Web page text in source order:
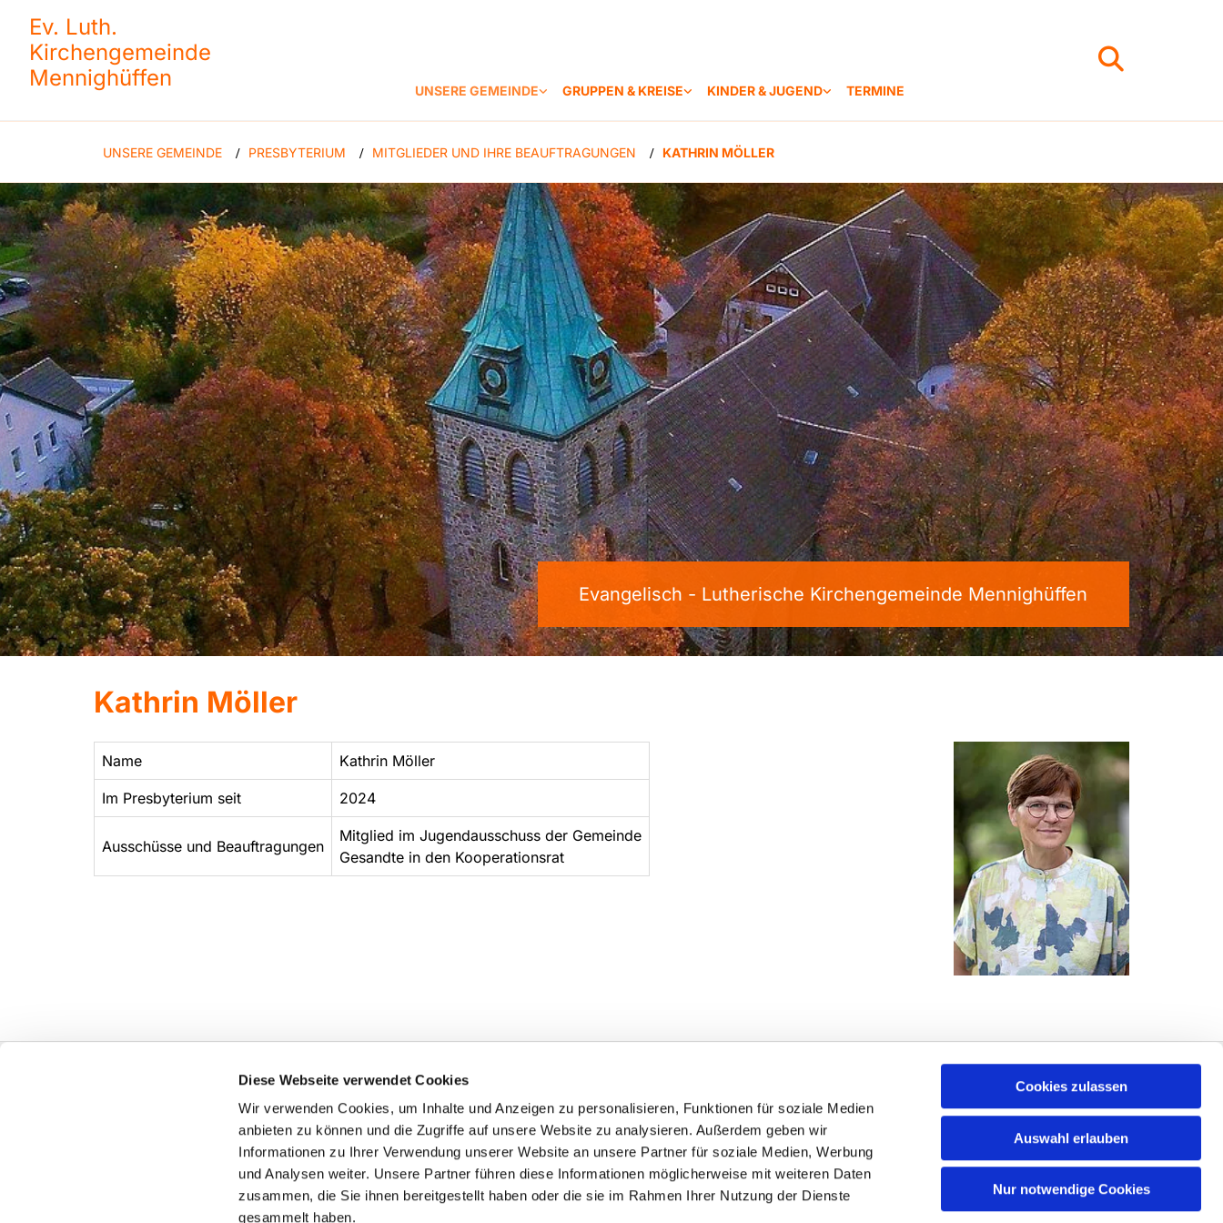
Diese Webseite verwendet Cookies
Wir verwenden Cookies, um Inhalte und Anzeigen zu personalisieren, Funktionen für soziale Medien
anbieten zu können und die Zugriffe auf unsere Website zu analysieren. Außerdem geben wir
Informationen zu Ihrer Verwendung unserer Website an unsere Partner für soziale Medien, Werbung
und Analysen weiter. Unsere Partner führen diese Informationen möglicherweise mit weiteren Daten
zusammen, die Sie ihnen bereitgestellt haben oder die sie im Rahmen Ihrer Nutzung der Dienste
gesammelt haben.
Cookies zulassen
Auswahl erlauben
Nur notwendige Cookies
Ev. Luth.
Kirchengemeinde
Mennighüffen
UNSERE GEMEINDE GRUPPEN & KREISE KINDER & JUGEND TERMINE
UNSERE GEMEINDE / PRESBYTERIUM / MITGLIEDER UND IHRE BEAUFTRAGUNGEN / KATHRIN MÖLLER
Evangelisch - Lutherische Kirchengemeinde Mennighüffen
Kathrin Möller
Name Kathrin Möller
Im Presbyterium seit 2024
Ausschüsse und Beauftragungen
Mitglied im Jugendausschuss der Gemeinde
Gesandte in den Kooperationsrat
Ev. Luth. Kirchengemeinde Mennighüffen